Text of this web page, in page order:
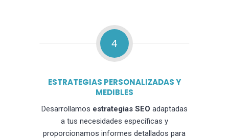
4
ESTRATEGIAS PERSONALIZADAS Y
MEDIBLES
Desarrollamos estrategias SEO adaptadas
a tus necesidades específicas y
proporcionamos informes detallados para